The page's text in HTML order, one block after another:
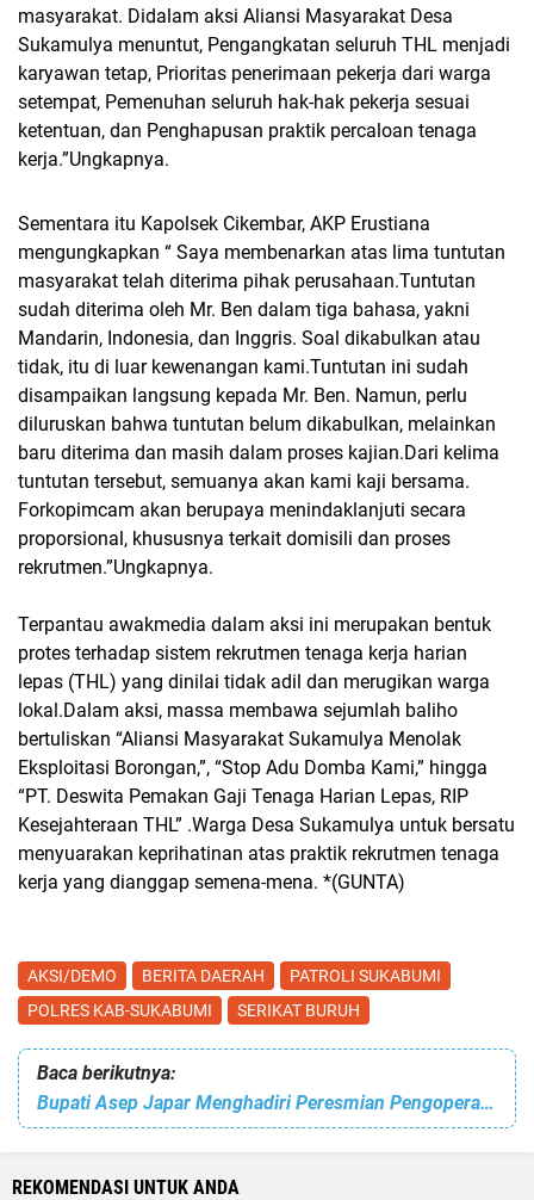
masyarakat. Didalam aksi Aliansi Masyarakat Desa
Sukamulya menuntut, Pengangkatan seluruh THL menjadi
karyawan tetap, Prioritas penerimaan pekerja dari warga
setempat, Pemenuhan seluruh hak-hak pekerja sesuai
ketentuan, dan Penghapusan praktik percaloan tenaga
kerja.”Ungkapnya.
Sementara itu Kapolsek Cikembar, AKP Erustiana
mengungkapkan “ Saya membenarkan atas lima tuntutan
masyarakat telah diterima pihak perusahaan.Tuntutan
sudah diterima oleh Mr. Ben dalam tiga bahasa, yakni
Mandarin, Indonesia, dan Inggris. Soal dikabulkan atau
tidak, itu di luar kewenangan kami.Tuntutan ini sudah
disampaikan langsung kepada Mr. Ben. Namun, perlu
diluruskan bahwa tuntutan belum dikabulkan, melainkan
baru diterima dan masih dalam proses kajian.Dari kelima
tuntutan tersebut, semuanya akan kami kaji bersama.
Forkopimcam akan berupaya menindaklanjuti secara
proporsional, khususnya terkait domisili dan proses
rekrutmen.”Ungkapnya.
Terpantau awakmedia dalam aksi ini merupakan bentuk
protes terhadap sistem rekrutmen tenaga kerja harian
lepas (THL) yang dinilai tidak adil dan merugikan warga
lokal.Dalam aksi, massa membawa sejumlah baliho
bertuliskan “Aliansi Masyarakat Sukamulya Menolak
Eksploitasi Borongan,”, “Stop Adu Domba Kami,” hingga
“PT. Deswita Pemakan Gaji Tenaga Harian Lepas, RIP
Kesejahteraan THL” .Warga Desa Sukamulya untuk bersatu
menyuarakan keprihatinan atas praktik rekrutmen tenaga
kerja yang dianggap semena-mena. *(GUNTA)
AKSI/DEMO BERITA DAERAH
PATROLI SUKABUMI
POLRES KAB-SUKABUMI
SERIKAT BURUH
Baca berikutnya:
Bupati Asep Japar Menghadiri Peresmian Pengoperasian Dan Pembangunan Energi Baru Terbarukan Di Star Energy Geothermal Salak Ltd
REKOMENDASI UNTUK ANDA